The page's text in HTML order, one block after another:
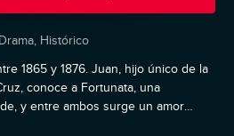
Histórico
1865 y 1876. Juan, hijo único de la
conoce a Fortunata, una
y entre ambos surge un amor